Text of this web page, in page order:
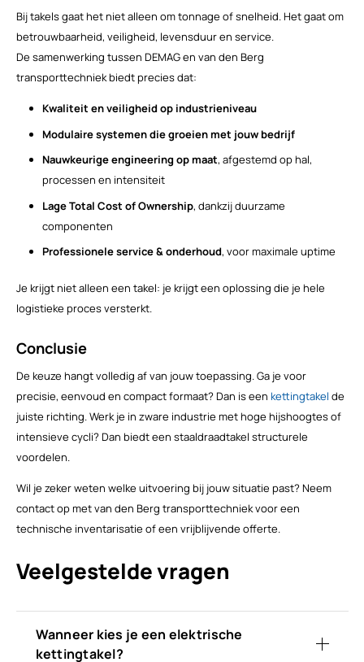
Bij takels gaat het niet alleen om tonnage of snelheid. Het gaat om
betrouwbaarheid, veiligheid, levensduur en service.
De samenwerking tussen DEMAG en van den Berg
transporttechniek biedt precies dat:
Kwaliteit en veiligheid op industrieniveau
Modulaire systemen die groeien met jouw bedrijf
Nauwkeurige engineering op maat, afgestemd op hal,
processen en intensiteit
Lage Total Cost of Ownership, dankzij duurzame
componenten
Professionele service & onderhoud, voor maximale uptime
Je krijgt niet alleen een takel: je krijgt een oplossing die je hele
logistieke proces versterkt.
Conclusie
De keuze hangt volledig af van jouw toepassing. Ga je voor
precisie, eenvoud en compact formaat? Dan is een kettingtakel de
juiste richting. Werk je in zware industrie met hoge hijshoogtes of
intensieve cycli? Dan biedt een staaldraadtakel structurele
voordelen.
Wil je zeker weten welke uitvoering bij jouw situatie past? Neem
contact op met van den Berg transporttechniek voor een
technische inventarisatie of een vrijblijvende offerte.
Veelgestelde vragen
Wanneer kies je een elektrische
kettingtakel?